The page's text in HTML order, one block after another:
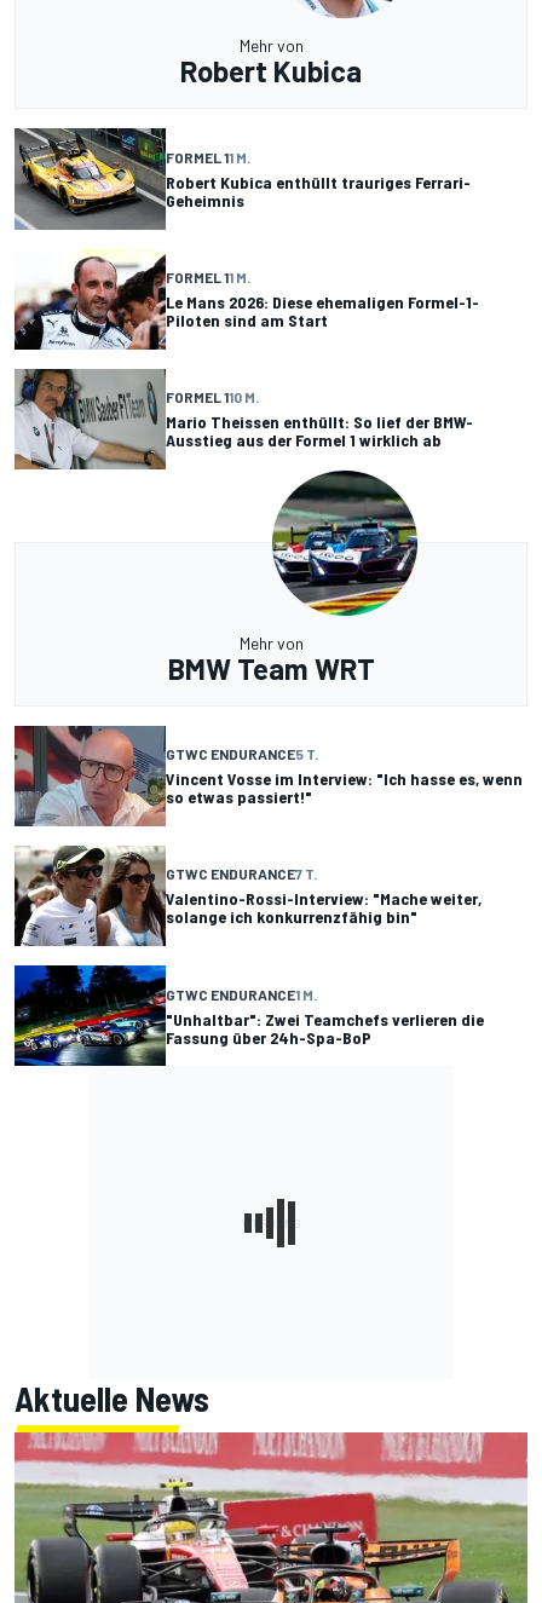
Mehr von
Robert Kubica
FORMEL 11 M.
Robert Kubica enthüllt trauriges Ferrari-
Geheimnis
FORMEL 11 M.
Le Mans 2026: Diese ehemaligen Formel-1-
Piloten sind am Start
FORMEL 110 M.
Mario Theissen enthüllt: So lief der BMW-
Ausstieg aus der Formel 1 wirklich ab
Mehr von
BMW Team WRT
GTWC ENDURANCE5 T.
Vincent Vosse im Interview: "Ich hasse es, wenn
so etwas passiert!"
GTWC ENDURANCE7 T.
Valentino-Rossi-Interview: "Mache weiter,
solange ich konkurrenzfähig bin"
GTWC ENDURANCE1 M.
"Unhaltbar": Zwei Teamchefs verlieren die
Fassung über 24h-Spa-BoP
Aktuelle News